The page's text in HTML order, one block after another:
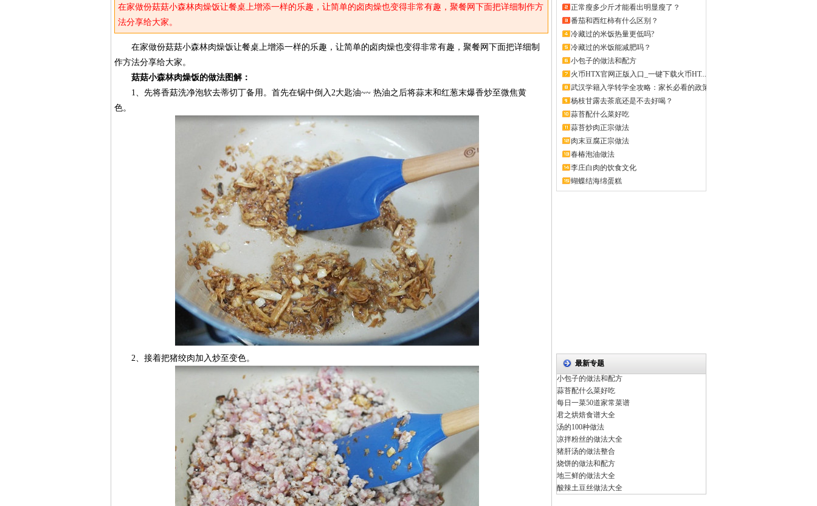
在家做份菇菇小森林肉燥饭让餐桌上增添一样的乐趣，让简单的卤肉燥也变得非常有趣，聚餐网下面把详细制作方
法分享给大家。
在家做份菇菇小森林肉燥饭让餐桌上增添一样的乐趣，让简单的卤肉燥也变得非常有趣，聚餐网下面把详细制
作方法分享给大家。
菇菇小森林肉燥饭的做法图解：
1、先将香菇洗净泡软去蒂切丁备用。首先在锅中倒入2大匙油~~ 热油之后将蒜末和红葱末爆香炒至微焦黄
色。
2、接着把猪绞肉加入炒至变色。
正常瘦多少斤才能看出明显瘦了？
番茄和西红柿有什么区别？
冷藏过的米饭热量更低吗?
冷藏过的米饭能减肥吗？
小包子的做法和配方
火币HTX官网正版入口_一键下载火币HT...
武汉学籍入学转学全攻略：家长必看的政策
解...
杨枝甘露去茶底还是不去好喝？
蒜苔配什么菜好吃
蒜苔炒肉正宗做法
肉末豆腐正宗做法
春椿泡油做法
李庄白肉的饮食文化
蝴蝶结海绵蛋糕
最新专题
小包子的做法和配方
蒜苔配什么菜好吃
每日一菜50道家常菜谱
君之烘焙食谱大全
汤的100种做法
凉拌粉丝的做法大全
猪肝汤的做法整合
烧饼的做法和配方
地三鲜的做法大全
酸辣土豆丝做法大全